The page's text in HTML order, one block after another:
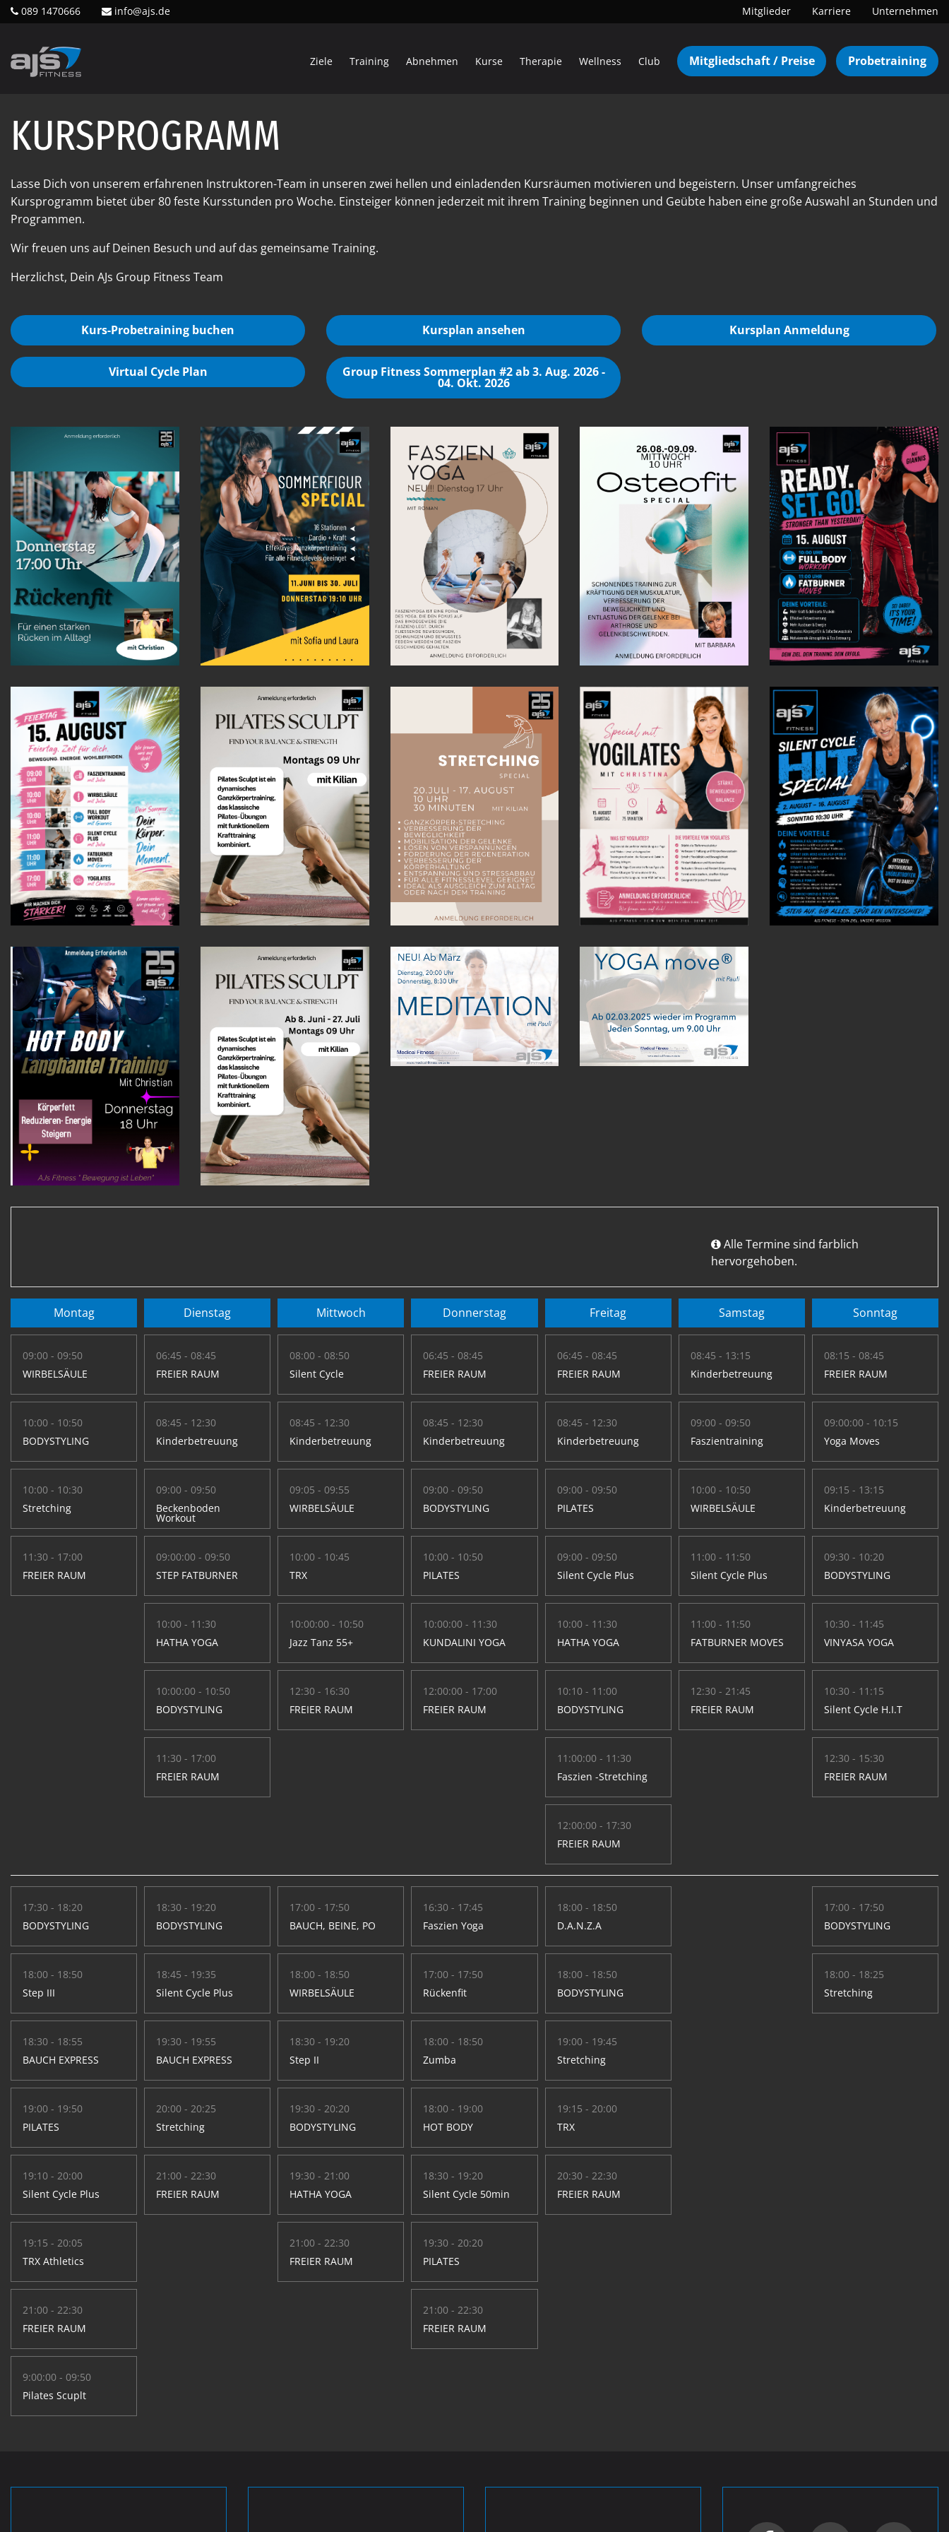
089 1470666 info@ajs.de Mitglieder Karriere Unternehmen
Ziele Training Abnehmen Kurse Therapie Wellness Club Mitgliedschaft / Preise Probetraining
KURSPROGRAMM
Lasse Dich von unserem erfahrenen Instruktoren-Team in unseren zwei hellen und einladenden Kursräumen motivieren und begeistern. Unser umfangreiches
Kursprogramm bietet über 80 feste Kursstunden pro Woche. Einsteiger können jederzeit mit ihrem Training beginnen und Geübte haben eine große Auswahl an Stunden und
Programmen.
Wir freuen uns auf Deinen Besuch und auf das gemeinsame Training.
Herzlichst, Dein AJs Group Fitness Team
Kurs-Probetraining buchen Kursplan ansehen Kursplan Anmeldung
Virtual Cycle Plan Group Fitness Sommerplan #2 ab 3. Aug. 2026 -
04. Okt. 2026
Alle Termine sind farblich
hervorgehoben.
Montag
09:00 - 09:50
WIRBELSÄULE
10:00 - 10:50
BODYSTYLING
10:00 - 10:30
Stretching
11:30 - 17:00
FREIER RAUM
Dienstag
06:45 - 08:45
FREIER RAUM
08:45 - 12:30
Kinderbetreuung
09:00 - 09:50
Beckenboden
Workout
09:00:00 - 09:50
STEP FATBURNER
10:00 - 11:30
HATHA YOGA
10:00:00 - 10:50
BODYSTYLING
11:30 - 17:00
FREIER RAUM
Mittwoch
08:00 - 08:50
Silent Cycle
08:45 - 12:30
Kinderbetreuung
09:05 - 09:55
WIRBELSÄULE
10:00 - 10:45
TRX
10:00:00 - 10:50
Jazz Tanz 55+
12:30 - 16:30
FREIER RAUM
Donnerstag
06:45 - 08:45
FREIER RAUM
08:45 - 12:30
Kinderbetreuung
09:00 - 09:50
BODYSTYLING
10:00 - 10:50
PILATES
10:00:00 - 11:30
KUNDALINI YOGA
12:00:00 - 17:00
FREIER RAUM
Freitag
06:45 - 08:45
FREIER RAUM
08:45 - 12:30
Kinderbetreuung
09:00 - 09:50
PILATES
09:00 - 09:50
Silent Cycle Plus
10:00 - 11:30
HATHA YOGA
10:10 - 11:00
BODYSTYLING
11:00:00 - 11:30
Faszien -Stretching
12:00:00 - 17:30
FREIER RAUM
Samstag
08:45 - 13:15
Kinderbetreuung
09:00 - 09:50
Faszientraining
10:00 - 10:50
WIRBELSÄULE
11:00 - 11:50
Silent Cycle Plus
11:00 - 11:50
FATBURNER MOVES
12:30 - 21:45
FREIER RAUM
Sonntag
08:15 - 08:45
FREIER RAUM
09:00:00 - 10:15
Yoga Moves
09:15 - 13:15
Kinderbetreuung
09:30 - 10:20
BODYSTYLING
10:30 - 11:45
VINYASA YOGA
10:30 - 11:15
Silent Cycle H.I.T
12:30 - 15:30
FREIER RAUM
17:30 - 18:20
BODYSTYLING
18:00 - 18:50
Step III
18:30 - 18:55
BAUCH EXPRESS
19:00 - 19:50
PILATES
19:10 - 20:00
Silent Cycle Plus
19:15 - 20:05
TRX Athletics
21:00 - 22:30
FREIER RAUM
9:00:00 - 09:50
Pilates Scuplt
18:30 - 19:20
BODYSTYLING
18:45 - 19:35
Silent Cycle Plus
19:30 - 19:55
BAUCH EXPRESS
20:00 - 20:25
Stretching
21:00 - 22:30
FREIER RAUM
17:00 - 17:50
BAUCH, BEINE, PO
18:00 - 18:50
WIRBELSÄULE
18:30 - 19:20
Step II
19:30 - 20:20
BODYSTYLING
19:30 - 21:00
HATHA YOGA
21:00 - 22:30
FREIER RAUM
16:30 - 17:45
Faszien Yoga
17:00 - 17:50
Rückenfit
18:00 - 18:50
Zumba
18:00 - 19:00
HOT BODY
18:30 - 19:20
Silent Cycle 50min
19:30 - 20:20
PILATES
21:00 - 22:30
FREIER RAUM
18:00 - 18:50
D.A.N.Z.A
18:00 - 18:50
BODYSTYLING
19:00 - 19:45
Stretching
19:15 - 20:00
TRX
20:30 - 22:30
FREIER RAUM
17:00 - 17:50
BODYSTYLING
18:00 - 18:25
Stretching